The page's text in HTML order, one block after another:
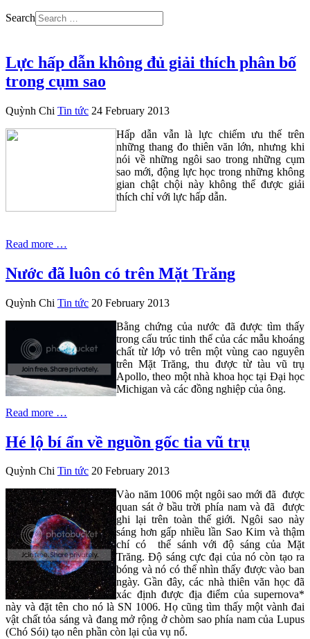
Search
Lực hấp dẫn không đủ giải thích phân bố
trong cụm sao
Quỳnh Chi Tin tức 24 February 2013
Hấp dẫn vẫn là lực chiếm ưu thế trên
những thang đo thiên văn lớn, nhưng khi
nói về những ngôi sao trong những cụm
sao mới, động lực học trong những không
gian chật chội này không thể được giải
thích chỉ với lực hấp dẫn.
Read more …
Nước đã luôn có trên Mặt Trăng
Quỳnh Chi Tin tức 20 February 2013
Bằng chứng của nước đã được tìm thấy
trong cấu trúc tinh thể của các mẫu khoáng
chất từ lớp vỏ trên một vùng cao nguyên
trên Mặt Trăng, thu được từ tàu vũ trụ
Apollo, theo một nhà khoa học tại Đại học
Michigan và các đồng nghiệp của ông.
Read more …
Hé lộ bí ẩn về nguồn gốc tia vũ trụ
Quỳnh Chi Tin tức 20 February 2013
Vào năm 1006 một ngôi sao mới đã được
quan sát ở bầu trời phía nam và đã được
ghi lại trên toàn thế giới. Ngôi sao này
sáng hơn gấp nhiều lần Sao Kim và thậm
chí có thể sánh với độ sáng của Mặt
Trăng. Độ sáng cực đại của nó còn tạo ra
bóng và nó có thể nhìn thấy được vào ban
ngày. Gần đây, các nhà thiên văn học đã
xác định được địa điểm của supernova*
này và đặt tên cho nó là SN 1006. Họ cũng tìm thấy một vành đai
vật chất tỏa sáng và đang mở rộng ở chòm sao phía nam của Lupus
(Chó Sói) tạo nên phần còn lại của vụ nổ.